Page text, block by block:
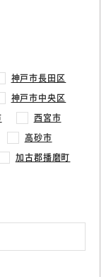
、営業未経験の方で
アポイントをいただ
として活躍していた
アポインターにイン
発生します。 ［自衛隊・転職・求人］
神戸市長田区
神戸市中央区
西宮市
高砂市
加古郡播磨町